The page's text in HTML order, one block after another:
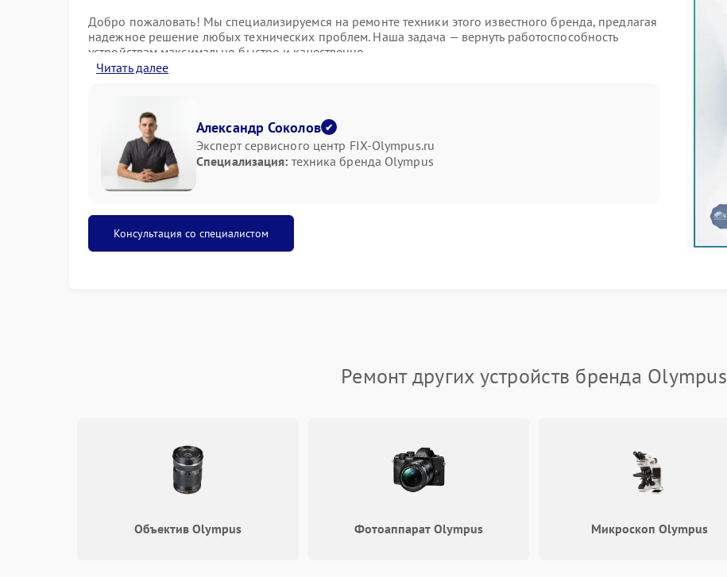
Добро пожаловать! Мы специализируемся на ремонте техники этого известного бренда, предлагая
надежное решение любых технических проблем. Наша задача — вернуть работоспособность
устройствам максимально быстро и качественно.
В процессе эксплуатации аппаратов Olympus часто встречаются следующие неисправности:
Неисправности в системе питания и зарядке;
Проблемы с объективами и механическими частями камер;
Сбой программного обеспечения;
Повреждения экранов и сенсорных панелей;
Если обнаружена одна из этих проблем, не стоит откладывать обращение в сервис Olympus —
качественное обслуживание позволит сохранить работоспособность техники на долгие годы.
В первую очередь проводится диагностика, чтобы определить причину проблемы. После
согласования условий мы приступаем к ремонту — замена деталей, обновление программного
обеспечения, настройка механизмов. По завершении всех работ проводится контроль качества,
чтобы убедиться в исправности техники. В случае необходимости консультируем по вопросам
Наш сервисный центр Olympus в Казани расположен по адресу: улица Достоевского, 40. Звоните
Читать далее
Александр Соколов
Эксперт сервисного центр FIX-Olympus.ru
Специализация: техника бренда Olympus
Консультация со специалистом
Ремонт других устройств бренда Olympus
Объектив Olympus Фотоаппарат Olympus Микроскоп Olympus